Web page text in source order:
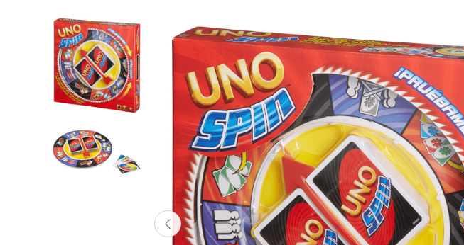
Creatividad y Arte
Figuras de Acción
Gadgets y Electrónicos
Juegos de Mesa
Lanzadores
Muñecas